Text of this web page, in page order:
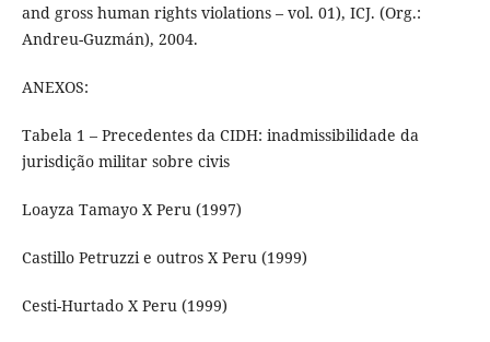
and gross human rights violations – vol. 01), ICJ. (Org.:
Andreu-Guzmán), 2004.
ANEXOS:
Tabela 1 – Precedentes da CIDH: inadmissibilidade da
jurisdição militar sobre civis
Loayza Tamayo X Peru (1997)
Castillo Petruzzi e outros X Peru (1999)
Cesti-Hurtado X Peru (1999)